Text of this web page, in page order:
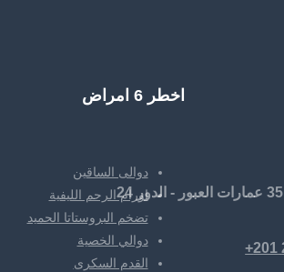
اخطر 6 امراض
دوالى الساقين
اورام الرحم الليفية
تضخم البروستاتا الحميد
دوالي الخصية
القدم السكرى